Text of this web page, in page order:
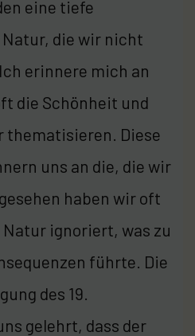
eine tiefe
die wir nicht
erinnere mich an
die Schönheit und
thematisieren. Diese
uns an die, die wir
haben wir oft
ignoriert, was zu
führte. Die
des 19.
gelehrt, dass der